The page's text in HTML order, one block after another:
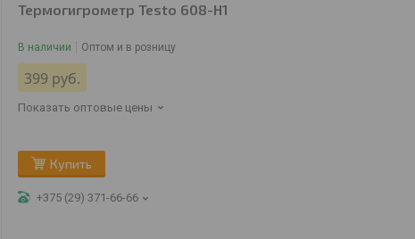
Термогигрометр Testo 608-H1
В наличии Оптом и в розницу
399 руб.
Показать оптовые цены
Купить
+375 (29) 371-66-66